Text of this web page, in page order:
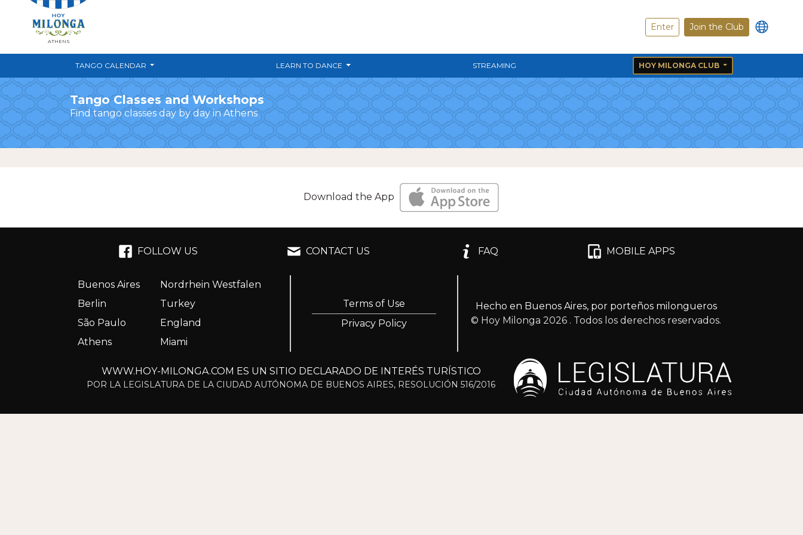
ATHENS
Enter Join the Club
TANGO CALENDAR LEARN TO DANCE STREAMING HOY MILONGA CLUB
Tango Classes and Workshops
Find tango classes day by day in Athens
Download the App
FOLLOW US CONTACT US FAQ MOBILE APPS
Buenos Aires
Nordrhein Westfalen
Berlin
Turkey
São Paulo
England
Athens
Miami
Terms of Use
Privacy Policy
Hecho en Buenos Aires, por porteños milongueros
© Hoy Milonga 2026 . Todos los derechos reservados.
WWW.HOY-MILONGA.COM ES UN SITIO DECLARADO DE INTERÉS TURÍSTICO
POR LA LEGISLATURA DE LA CIUDAD AUTÓNOMA DE BUENOS AIRES, RESOLUCIÓN 516/2016